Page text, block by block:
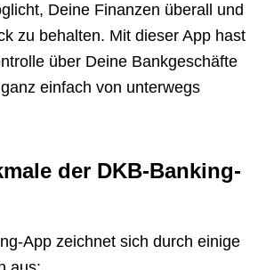
Deine Finanzen überall und
zu behalten. Mit dieser App hast
über Deine Bankgeschäfte
einfach von unterwegs
der DKB-Banking-
App zeichnet sich durch einige